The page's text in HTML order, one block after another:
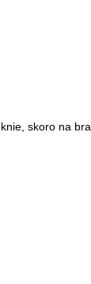
skoro na